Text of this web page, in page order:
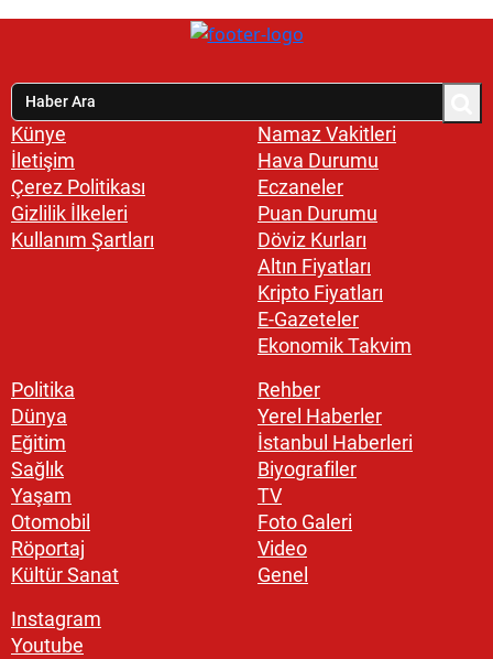
Künye
İletişim
Çerez Politikası
Gizlilik İlkeleri
Kullanım Şartları
Namaz Vakitleri
Hava Durumu
Eczaneler
Puan Durumu
Döviz Kurları
Altın Fiyatları
Kripto Fiyatları
E-Gazeteler
Ekonomik Takvim
Politika
Dünya
Eğitim
Sağlık
Yaşam
Otomobil
Röportaj
Kültür Sanat
Rehber
Yerel Haberler
İstanbul Haberleri
Biyografiler
TV
Foto Galeri
Video
Genel
Instagram
Youtube